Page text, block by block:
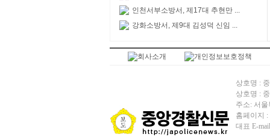
인천서부소방서, 제17대 추현만 ...
강화소방서, 제9대 김성덕 신임 ...
상호명 :
상호명 :
주소: 서
홈페이지 :
대표 E-